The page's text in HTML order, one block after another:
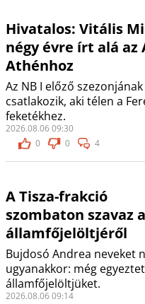
Hivatalos: Vitális
négy évre írt alá az
Athénhoz
Az NB I előző
csatlakozik, aki télen a
feketékhez.
2026.08.06 09:30
0
0 4
A Tisza-frakció
szombaton szavaz
államfőjelöltjéről
Bujdosó Andrea neveket
ugyanakkor: még
államfőjelöltjüket.
2026.08.06 09:14